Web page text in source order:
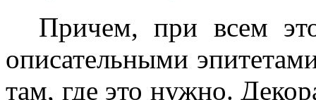
Причем, при всем
описательными
там, где это нужно.